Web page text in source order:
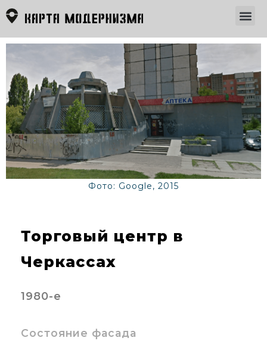
Фото: Google, 2015
Торговый центр в
Черкассах
1980-е
Состояние фасада